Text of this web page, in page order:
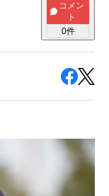
コメン
ト
0件